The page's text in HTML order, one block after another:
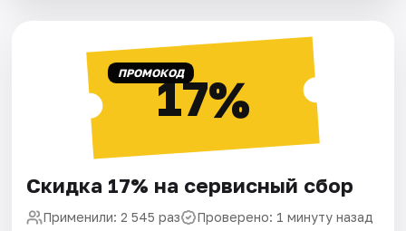
ПРОМОКОД17%
Скидка 17% на сервисный сбор
Применили: 2 545 раз Проверено: 1 минуту назад